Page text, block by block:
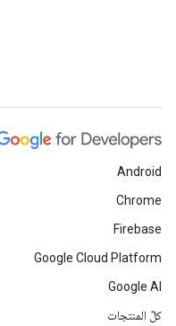
Android
Chrome
Firebase
Google Cloud Platform
Google AI
كلّ المنتجات